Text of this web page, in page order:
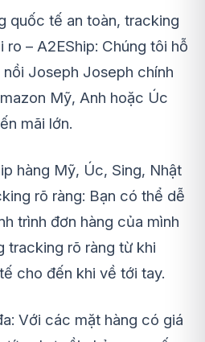
quốc tế an toàn, tracking
ro – A2EShip: Chúng tôi hỗ
Joseph Joseph chính
Mỹ, Anh hoặc Úc
mãi lớn.
hàng Mỹ, Úc, Sing, Nhật
rõ ràng: Bạn có thể dễ
trình đơn hàng của mình
tracking rõ ràng từ khi
cho đến khi về tới tay.
Với các mặt hàng có giá